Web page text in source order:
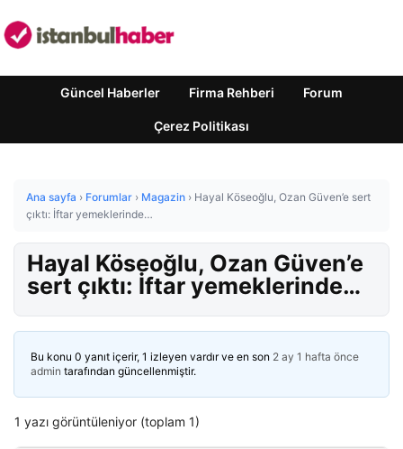
Güncel Haberler Firma Rehberi Forum
Çerez Politikası
Ana sayfa › Forumlar › Magazin › Hayal Köseoğlu, Ozan Güven’e sert
çıktı: İftar yemeklerinde…
Hayal Köseoğlu, Ozan Güven’e
sert çıktı: İftar yemeklerinde…
Bu konu 0 yanıt içerir, 1 izleyen vardır ve en son 2 ay 1 hafta önce
admin tarafından güncellenmiştir.
1 yazı görüntüleniyor (toplam 1)